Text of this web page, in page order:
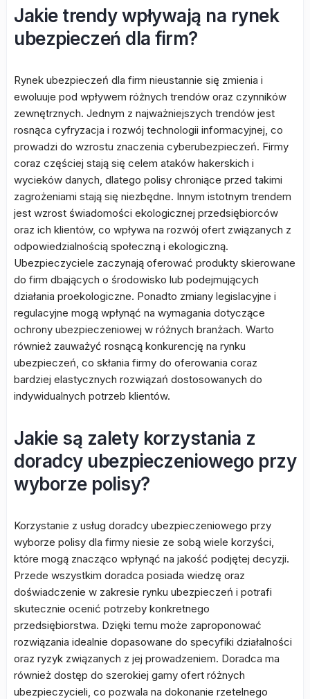
Jakie trendy wpływają na rynek
ubezpieczeń dla firm?
Rynek ubezpieczeń dla firm nieustannie się zmienia i
ewoluuje pod wpływem różnych trendów oraz czynników
zewnętrznych. Jednym z najważniejszych trendów jest
rosnąca cyfryzacja i rozwój technologii informacyjnej, co
prowadzi do wzrostu znaczenia cyberubezpieczeń. Firmy
coraz częściej stają się celem ataków hakerskich i
wycieków danych, dlatego polisy chroniące przed takimi
zagrożeniami stają się niezbędne. Innym istotnym trendem
jest wzrost świadomości ekologicznej przedsiębiorców
oraz ich klientów, co wpływa na rozwój ofert związanych z
odpowiedzialnością społeczną i ekologiczną.
Ubezpieczyciele zaczynają oferować produkty skierowane
do firm dbających o środowisko lub podejmujących
działania proekologiczne. Ponadto zmiany legislacyjne i
regulacyjne mogą wpłynąć na wymagania dotyczące
ochrony ubezpieczeniowej w różnych branżach. Warto
również zauważyć rosnącą konkurencję na rynku
ubezpieczeń, co skłania firmy do oferowania coraz
bardziej elastycznych rozwiązań dostosowanych do
indywidualnych potrzeb klientów.
Jakie są zalety korzystania z
doradcy ubezpieczeniowego przy
wyborze polisy?
Korzystanie z usług doradcy ubezpieczeniowego przy
wyborze polisy dla firmy niesie ze sobą wiele korzyści,
które mogą znacząco wpłynąć na jakość podjętej decyzji.
Przede wszystkim doradca posiada wiedzę oraz
doświadczenie w zakresie rynku ubezpieczeń i potrafi
skutecznie ocenić potrzeby konkretnego
przedsiębiorstwa. Dzięki temu może zaproponować
rozwiązania idealnie dopasowane do specyfiki działalności
oraz ryzyk związanych z jej prowadzeniem. Doradca ma
również dostęp do szerokiej gamy ofert różnych
ubezpieczycieli, co pozwala na dokonanie rzetelnego